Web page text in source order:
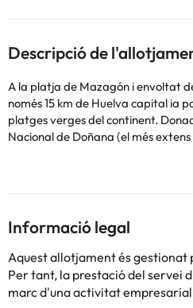
Descripció de
A la platja de Mazagón i envoltat
només 15 km de Huelva capital ia
platges verges del continent.
Nacional de Doñana (el més
Colombina (Descobriment
Rocío, el converteix en un
treball i seminaris. Portugal està a 6
compta amb 24 habitacions en 2
hores, restaurant amb capacitat
especialitzat en carns de la serra i
amb menús especials per a
per a 6 persones i coneguda a la
Informació legal
Aquest allotjament és gestionat
Per tant, la prestació del servei
marc d'una activitat